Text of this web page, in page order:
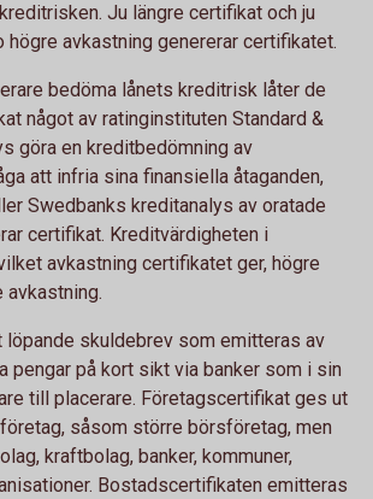
Ju längre certifikat och ju
högre avkastning genererar certifikatet.
bedöma lånets kreditrisk låter de
något av ratinginstituten Standard &
göra en kreditbedömning av
att infria sina finansiella åtaganden,
Swedbanks kreditanalys av oratade
certifikat. Kreditvärdigheten i
avkastning certifikatet ger, högre
avkastning.
löpande skuldebrev som emitteras av
pengar på kort sikt via banker som i sin
till placerare. Företagscertifikat ges ut
såsom större börsföretag, men
kraftbolag, banker, kommuner,
Bostadscertifikaten emitteras